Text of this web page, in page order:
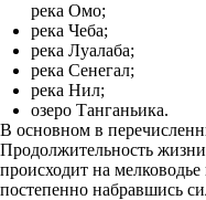
река Омо;
река Чеба;
река Луалаба;
река Сенегал;
река Нил;
озеро Танганьика.
В основном в
Продолжительность жизни
происходит на
постепенно набравшись